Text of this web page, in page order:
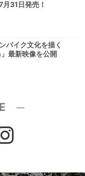
31日発売！
バイク文化を描く
最新映像を公開
─